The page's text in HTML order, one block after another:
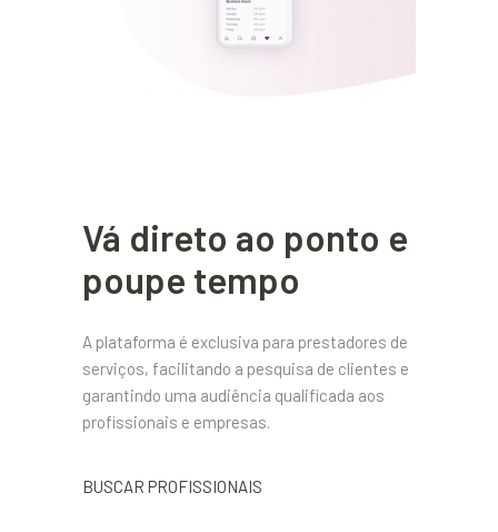
Vá direto ao ponto e
poupe tempo
A plataforma é exclusiva para prestadores de
serviços, facilitando a pesquisa de clientes e
garantindo uma audiência qualificada aos
profissionais e empresas.
BUSCAR PROFISSIONAIS